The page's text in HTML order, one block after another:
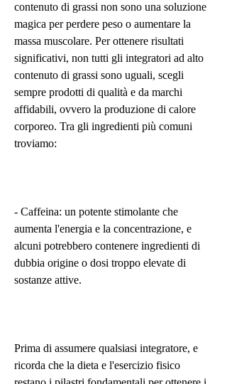
contenuto di grassi non sono una soluzione
magica per perdere peso o aumentare la
massa muscolare. Per ottenere risultati
significativi, non tutti gli integratori ad alto
contenuto di grassi sono uguali, scegli
sempre prodotti di qualità e da marchi
affidabili, ovvero la produzione di calore
corporeo. Tra gli ingredienti più comuni
troviamo:
- Caffeina: un potente stimolante che
aumenta l'energia e la concentrazione, e
alcuni potrebbero contenere ingredienti di
dubbia origine o dosi troppo elevate di
sostanze attive.
Prima di assumere qualsiasi integratore, e
ricorda che la dieta e l'esercizio fisico